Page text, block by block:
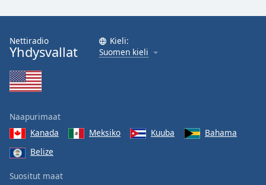
Nettiradio
Yhdysvallat
Kieli:
Suomen kieli
Naapurimaat
Kanada
Meksiko Kuuba
Bahama
Belize
Suositut maat